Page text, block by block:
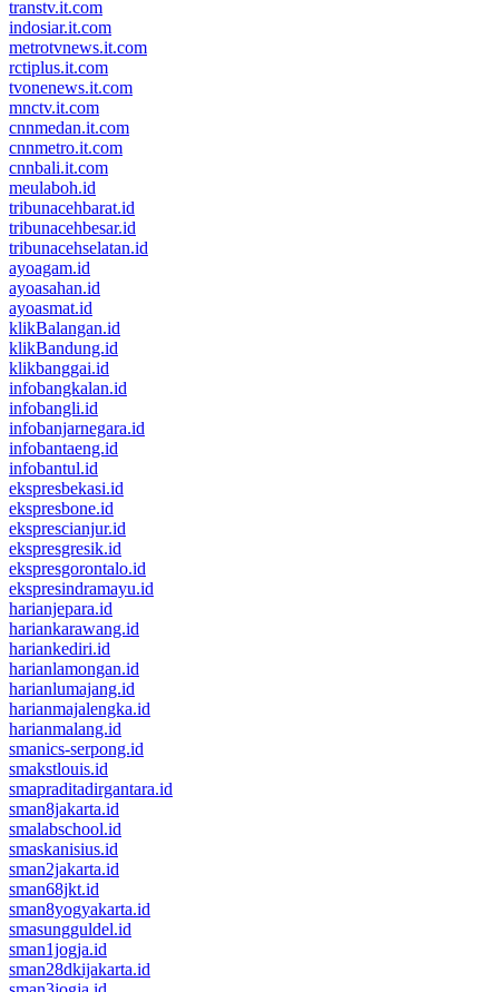
transtv.it.com
indosiar.it.com
metrotvnews.it.com
rctiplus.it.com
tvonenews.it.com
mnctv.it.com
cnnmedan.it.com
cnnmetro.it.com
cnnbali.it.com
meulaboh.id
tribunacehbarat.id
tribunacehbesar.id
tribunacehselatan.id
ayoagam.id
ayoasahan.id
ayoasmat.id
klikBalangan.id
klikBandung.id
klikbanggai.id
infobangkalan.id
infobangli.id
infobanjarnegara.id
infobantaeng.id
infobantul.id
ekspresbekasi.id
ekspresbone.id
eksprescianjur.id
ekspresgresik.id
ekspresgorontalo.id
ekspresindramayu.id
harianjepara.id
hariankarawang.id
hariankediri.id
harianlamongan.id
harianlumajang.id
harianmajalengka.id
harianmalang.id
smanics-serpong.id
smakstlouis.id
smapraditadirgantara.id
sman8jakarta.id
smalabschool.id
smaskanisius.id
sman2jakarta.id
sman68jkt.id
sman8yogyakarta.id
smasungguldel.id
sman1jogja.id
sman28dkijakarta.id